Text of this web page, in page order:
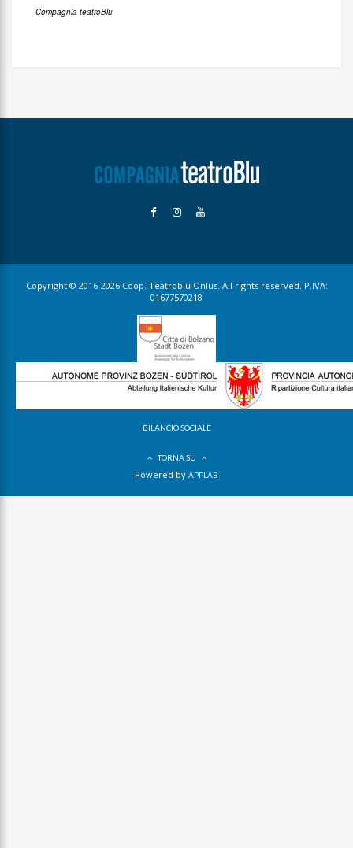
Compagnia teatroBlu
Copyright © 2016-2026 Coop. Teatroblu Onlus. All rights reserved. P.IVA:
01677570218
BILANCIO SOCIALE
TORNA SU
Powered by APPLAB